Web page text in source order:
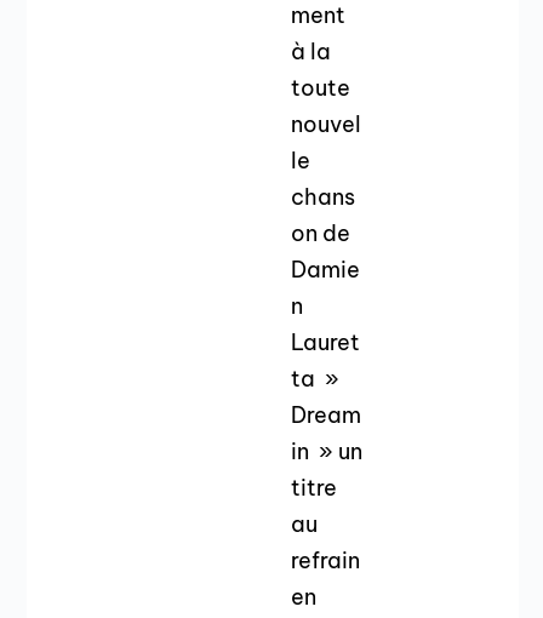
ment
à la
toute
nouvel
le
chans
on de
Damie
n
Lauret
ta »
Dream
in » un
titre
au
refrain
en